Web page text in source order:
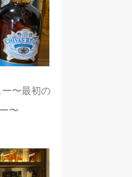
〜最初の
〜